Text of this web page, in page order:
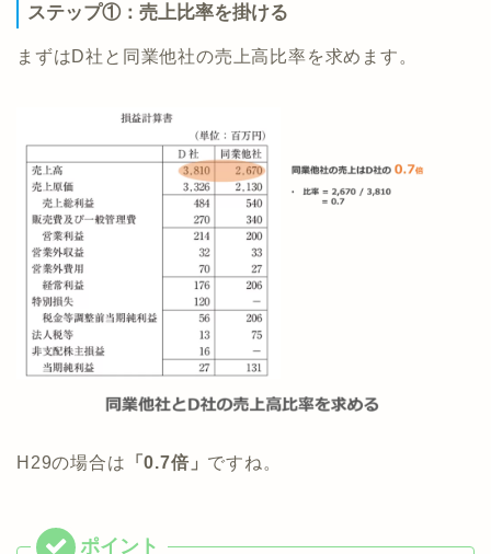
ステップ①：売上比率を掛ける
まずはD社と同業他社の売上高比率を求めます。
H29の場合は 「0.7倍」 ですね。